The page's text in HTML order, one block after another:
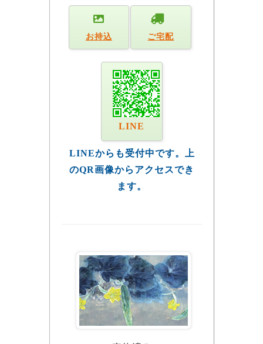
お持込 ご宅配
LINE
LINEからも受付中です。上
のQR画像からアクセスでき
ます。